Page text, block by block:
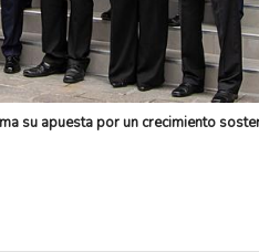
su apuesta por un crecimiento